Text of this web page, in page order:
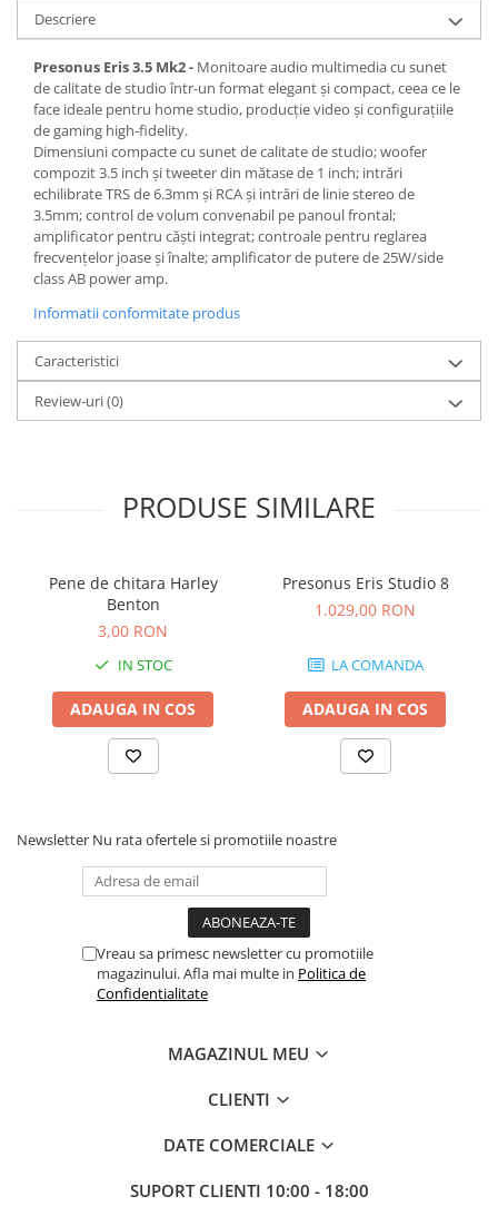
Subwoofere de studio
Tratament acustic
Lumini si efecte
Accesorii pentru lumini
Bare Led
Cabluri de Alimentare
Case-uri de lumini
Comenzi si controllere
Ecrane LED
Efecte de lumini
Lasere
Masini de fum si ceata
Mixere DMX
Moving Head-uri
Par Led si Pinspot
Stative si schela lumini
Chitare si bass
Instrumente cu arcus
Instrumente de percutie
Instrumente de suflat
Instrumente si jucarii pentru copii
Instrumente traditionale
Accesorii DJ
Accesorii Pick-up si Vinyl
Case-uri DJ
Console DJ
Controllere MIDI - USB DAW
Cabluri adaptoare, cabluri Y
Descriere
Presonus Eris 3.5 Mk2 - Monitoare audio multimedia cu sunet
de calitate de studio într-un format elegant și compact, ceea ce le
face ideale pentru home studio, producție video și configurațiile
de gaming high-fidelity.
Dimensiuni compacte cu sunet de calitate de studio; woofer
compozit 3.5 inch și tweeter din mătase de 1 inch; intrări
echilibrate TRS de 6.3mm și RCA și intrări de linie stereo de
3.5mm; control de volum convenabil pe panoul frontal;
amplificator pentru căști integrat; controale pentru reglarea
frecvențelor joase și înalte; amplificator de putere de 25W/side
class AB power amp.
Informatii conformitate produs
Caracteristici
Review-uri(0)
PRODUSE SIMILARE
Pene de chitara Harley
Benton
3,00 RON
IN STOC
ADAUGA IN COS
Presonus Eris Studio 8
1.029,00 RON
LA COMANDA
ADAUGA IN COS
Newsletter Nu rata ofertele si promotiile noastre
Vreau sa primesc newsletter cu promotiile
magazinului. Afla mai multe in Politica de
Confidentialitate
MAGAZINUL MEU
CLIENTI
DATE COMERCIALE
SUPORT CLIENTI 10:00 - 18:00